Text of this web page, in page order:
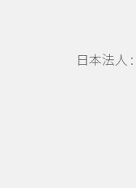
日本法人 :